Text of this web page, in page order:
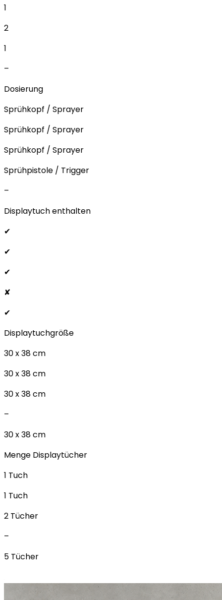
1
2
1
–
Dosierung
Sprühkopf / Sprayer
Sprühkopf / Sprayer
Sprühkopf / Sprayer
Sprühpistole / Trigger
–
Displaytuch enthalten
✔
✔
✔
✘
✔
Displaytuchgröße
30 x 38 cm
30 x 38 cm
30 x 38 cm
–
30 x 38 cm
Menge Displaytücher
1 Tuch
1 Tuch
2 Tücher
–
5 Tücher